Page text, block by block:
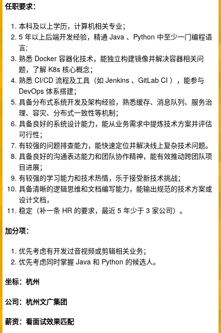
任职要求：
本科及以上学历，计算机相关专业；
5 年以上后端开发经验，精通 Java 、Python 中至少一门编程语
言;
熟悉 Docker 容器化技术，能独立构建镜像并解决容器相关问
题，了解 K8s 核心概念；
熟悉 CI/CD 流程及工具（如 Jenkins 、GitLab CI ），能参与
DevOps 体系搭建；
具备分布式系统开发及架构经验，熟悉缓存、消息队列、服务治
理、容灾、分布式一致性等机制；
具备良好的系统设计能力，能从业务需求中提炼技术方案并评估
可行性；
有较强的问题排查能力，能快速定位并解决线上复杂技术问题。
具备良好的沟通表达能力和团队协作精神，能有效推动跨团队项
目进展；
有较强的学习能力和技术热情，乐于接受新技术挑战；
具备清晰的逻辑思维和文档编写能力，能输出规范的技术方案或
设计文档，
稳定（补一条 HR 的要求，最近 5 年少于 3 家公司）。
加分项：
优先考虑有开发过音视频或剪辑相关业务；
优先考虑同时掌握 Java 和 Python 的候选人。
坐标：杭州
公司：杭州文广集团
薪资：看面试效果匹配